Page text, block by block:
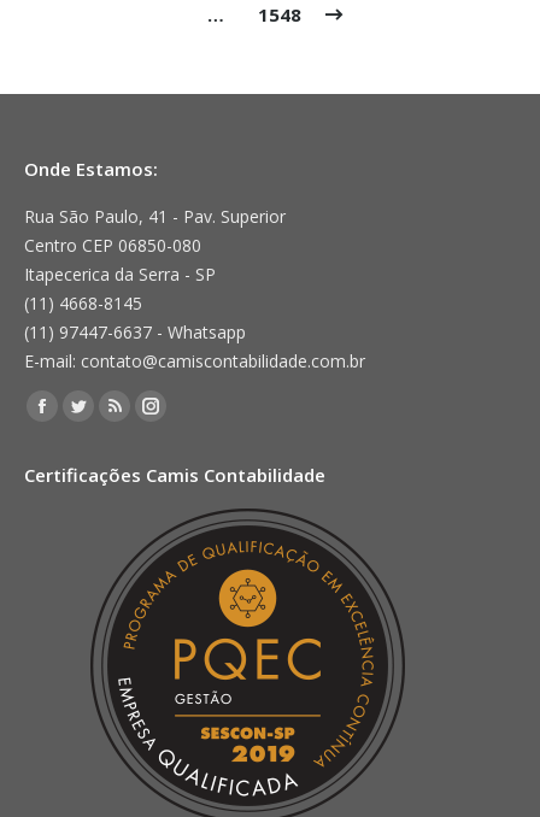
…
1548
Onde Estamos:
Rua São Paulo, 41 - Pav. Superior
Centro CEP 06850-080
Itapecerica da Serra - SP
(11) 4668-8145
(11) 97447-6637 - Whatsapp
E-mail: contato@camiscontabilidade.com.br
Encontre-nos em:
Facebook
opens
Twitter
opens
window
Rss
opens
new
window
Instagram
opens
new
window
Certificações Camis Contabilidade